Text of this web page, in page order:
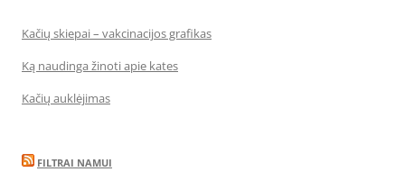
Kačių skiepai – vakcinacijos grafikas
Ką naudinga žinoti apie kates
Kačių auklėjimas
FILTRAI NAMUI